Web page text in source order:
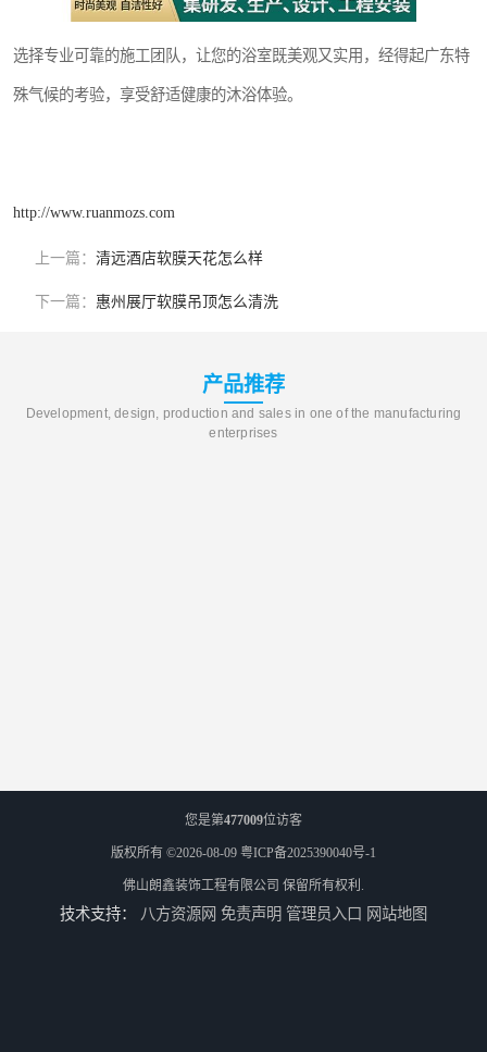
选择专业可靠的施工团队，让您的浴室既美观又实用，经得起广东特
殊气候的考验，享受舒适健康的沐浴体验。
http://www.ruanmozs.com
上一篇： 清远酒店软膜天花怎么样
下一篇： 惠州展厅软膜吊顶怎么清洗
产品推荐
Development, design, production and sales in one of the manufacturing
enterprises
您是第477009位访客
版权所有 ©2026-08-09 粤ICP备2025390040号-1
佛山朗鑫装饰工程有限公司 保留所有权利.
技术支持： 八方资源网 免责声明 管理员入口 网站地图